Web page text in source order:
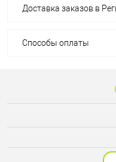
Доставка заказов в
Способы оплаты